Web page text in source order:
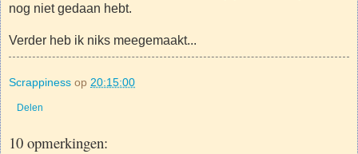
nog niet gedaan hebt.
Verder heb ik niks meegemaakt...
Scrappiness op 20:15:00
Delen
10 opmerkingen: